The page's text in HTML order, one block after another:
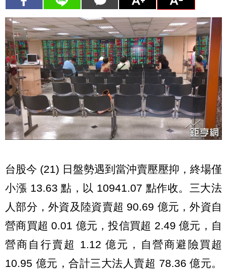
台股今 (21) 日盤勢遇到當沖賣壓壓抑，終場僅
小漲 13.63 點，以 10941.07 點作收。三大法
人部分，外資及陸資賣超 90.69 億元，外資自
營商買超 0.01 億元，投信買超 2.49 億元，自
營商自行賣超 1.12 億元，自營商避險買超
10.95 億元，合計三大法人賣超 78.36 億元。